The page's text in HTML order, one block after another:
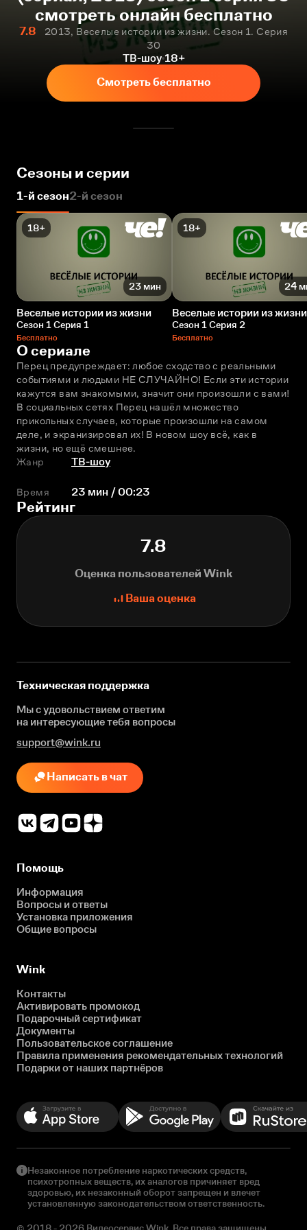
смотреть онлайн бесплатно
7.8
2013, Веселые истории из жизни. Сезон 1. Серия
30
ТВ-шоу 18+
Смотреть бесплатно
Сезоны и серии
1-й сезон2-й сезон
18+
23 мин
Веселые истории из жизни
Сезон 1 Серия 1
Бесплатно
18+
24
Веселые истории из жизни
Сезон 1 Серия 2
Бесплатно
О сериале
Перец предупреждает: любое сходство с реальными
событиями и людьми НЕ СЛУЧАЙНО! Если эти истории
кажутся вам знакомыми, значит они произошли с вами!
В социальных сетях Перец нашёл множество
прикольных случаев, которые произошли на самом
деле, и экранизировал их! В новом шоу всё, как в
жизни, но ещё смешнее.
Жанр
ТВ-шоу
Время 23 мин / 00:23
Рейтинг
7.8
Оценка пользователей Wink
Ваша оценка
Техническая поддержка
Мы с удовольствием ответим
на интересующиетебя вопросы
support@wink.ru
Написать в чат
Помощь
Информация
Вопросы и ответы
Установка приложения
Общие вопросы
Wink
Контакты
Активировать промокод
Подарочный сертификат
Документы
Пользовательское соглашение
Правила применения рекомендательных технологий
Подарки от наших партнёров
Незаконное потребление наркотических средств,
психотропных веществ, их аналогов причиняет вред
здоровью, их незаконный оборот запрещен и влечет
установленную законодательством ответственность.